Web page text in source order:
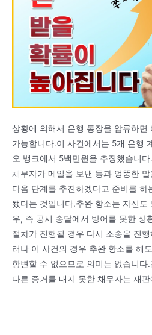
상황에 의해서 은행 통장을 압류하면
가능합니다.이 사건에서는 5개 은행
오 뱅크에서 5백만원을 추징했습니
채무자가 메일을 보낸 등과 엉뚱한
다음 단계를 추진하겠다고 준비를 하
됐다는 것입니다.추완 항소는 자신도
우, 즉 공시 송달에서 방어를 못한 상
절차가 진행될 경우 다시 소송을 진
러나 이 사건의 경우 추완 항소를 해
항변할 수 없으므로 의미는 없습니다
다른 증거를 내지 못한 채무자는 재